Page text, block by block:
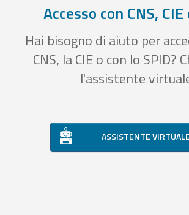
Accesso con CNS, CIE
Hai bisogno di aiuto per
CNS, la CIE o con lo SPID?
l'assistente
ASSISTENTE VIRTUALE